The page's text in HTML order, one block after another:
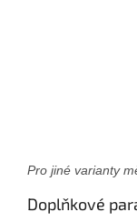
Pro jiné varianty
Doplňkové